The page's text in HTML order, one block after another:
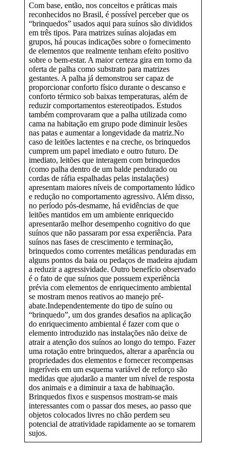
Com base, então, nos conceitos e práticas mais
reconhecidos no Brasil, é possível perceber que os
“brinquedos” usados aqui para suínos são divididos
em três tipos. Para matrizes suínas alojadas em
grupos, há poucas indicações sobre o fornecimento
de elementos que realmente tenham efeito positivo
sobre o bem-estar. A maior certeza gira em torno da
oferta de palha como substrato para matrizes
gestantes. A palha já demonstrou ser capaz de
proporcionar conforto físico durante o descanso e
conforto térmico sob baixas temperaturas, além de
reduzir comportamentos estereotipados. Estudos
também comprovaram que a palha utilizada como
cama na habitação em grupo pode diminuir lesões
nas patas e aumentar a longevidade da matriz.No
caso de leitões lactentes e na creche, os brinquedos
cumprem um papel imediato e outro futuro. De
imediato, leitões que interagem com brinquedos
(como palha dentro de um balde pendurado ou
cordas de ráfia espalhadas pelas instalações)
apresentam maiores níveis de comportamento lúdico
e redução no comportamento agressivo. Além disso,
no período pós-desmame, há evidências de que
leitões mantidos em um ambiente enriquecido
apresentarão melhor desempenho cognitivo do que
suínos que não passaram por essa experiência. Para
suínos nas fases de crescimento e terminação,
brinquedos como correntes metálicas penduradas em
alguns pontos da baia ou pedaços de madeira ajudam
a reduzir a agressividade. Outro benefício observado
é o fato de que suínos que possuem experiência
prévia com elementos de enriquecimento ambiental
se mostram menos reativos ao manejo pré-
abate.Independentemente do tipo de suíno ou
“brinquedo”, um dos grandes desafios na aplicação
do enriquecimento ambiental é fazer com que o
elemento introduzido nas instalações não deixe de
atrair a atenção dos suínos ao longo do tempo. Fazer
uma rotação entre brinquedos, alterar a aparência ou
propriedades dos elementos e fornecer recompensas
ingeríveis em um esquema variável de reforço são
medidas que ajudarão a manter um nível de resposta
dos animais e a diminuir a taxa de habituação.
Brinquedos fixos e suspensos mostram-se mais
interessantes com o passar dos meses, ao passo que
objetos colocados livres no chão perdem seu
potencial de atratividade rapidamente ao se tornarem
sujos.